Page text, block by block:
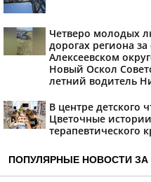
Четверо молодых
дорогах региона
Алексеевском
Новый Оскол
летний водитель
В центре детского
Цветочные
терапевтического
ПОПУЛЯРНЫЕ НОВОСТИ ЗА